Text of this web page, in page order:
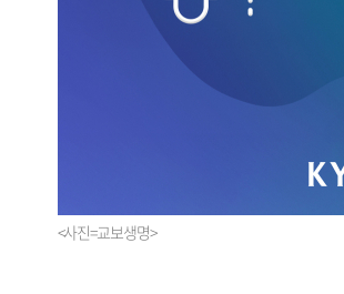
<사진=교보생명>